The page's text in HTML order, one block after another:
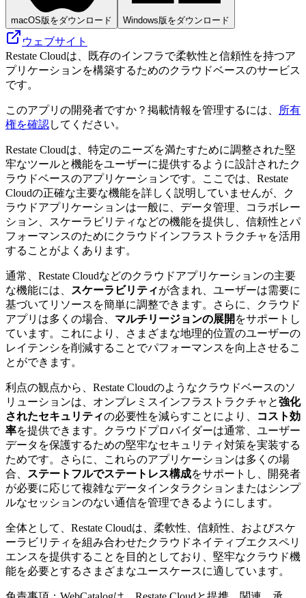
macOS版をダウンロード Windows版をダウンロード
ウェブサイト
Restate Cloudは、既存のインフラで柔軟性と信頼性を持つア
プリケーションを構築するためのクラウドベースのサービス
です。
このアプリの開発者ですか？掲載情報を管理するには、
所有
権を確認してください。
Restate Cloudは、特定のニーズを満たすために調整された堅
牢なツールと機能をユーザーに提供するように設計されたク
ラウドベースのアプリケーションです。ここでは、Restate
Cloudの正確な主要な機能を詳しく説明していませんが、ク
ラウドアプリケーションは一般に、データ管理、コラボレー
ション、スケーラビリティなどの機能を提供し、信頼性とパ
フォーマンスのためにクラウドインフラストラクチャを活用
することがよくあります。
通常、Restate Cloudなどのクラウドアプリケーションの主要
な機能には、
スケーラビリティが含まれ、ユーザーは需要に
基づいてリソースを簡単に調整できます。さらに、クラウド
アプリは多くの場合、 マルチリージョンの展開 をサポートし
ています。これにより、さまざまな地理的位置のユーザーの
レイテンシを削減することでパフォーマンスを向上させるこ
とができます。
利点の観点から、Restate Cloudのようなクラウドベースのソ
リューションは、オンプレミスインフラストラクチャと強化
されたセキュリティの必要性を減らすことにより、
コスト効
率を提供できます。クラウドプロバイダーは通常、ユーザー
データを保護するための堅牢なセキュリティ対策を実装する
ためです。さらに、これらのアプリケーションは多くの場
合、
ステートフルでステートレス構成をサポートし、開発者
が必要に応じて複雑なデータインタラクションまたはシンプ
ルなセッションのない通信を管理できるようにします。
全体として、Restate Cloudは、柔軟性、信頼性、およびスケ
ーラビリティを組み合わせたクラウドネイティブエクスペリ
エンスを提供することを目的としており、堅牢なクラウド機
能を必要とするさまざまなユースケースに適しています。